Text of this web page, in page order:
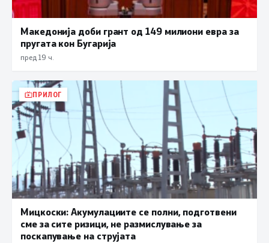
Македонија доби грант од 149 милиони евра за
пругата кон Бугарија
пред 19 ч.
ПРИЛОГ
Мицкоски: Акумулациите се полни, подготвени
сме за сите ризици, не размислување за
поскапување на струјата